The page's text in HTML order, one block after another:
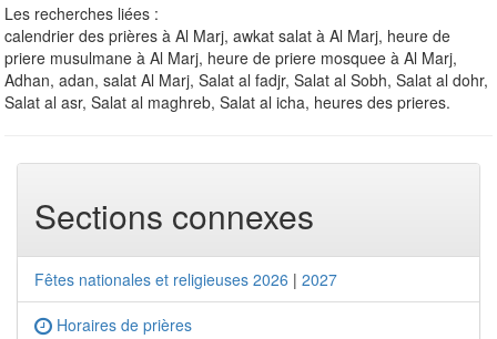
Les recherches liées :
calendrier des prières à Al Marj, awkat salat à Al Marj, heure de
priere musulmane à Al Marj, heure de priere mosquee à Al Marj,
Adhan, adan, salat Al Marj, Salat al fadjr, Salat al Sobh, Salat al dohr,
Salat al asr, Salat al maghreb, Salat al icha, heures des prieres.
Sections connexes
Fêtes nationales et religieuses 2026 | 2027
Horaires de prières